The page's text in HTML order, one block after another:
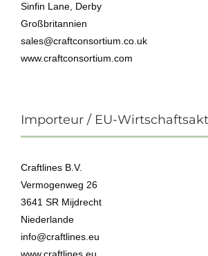
Sinfin Lane, Derby
Großbritannien
sales@craftconsortium.co.uk
www.craftconsortium.com
Importeur / EU-
Craftlines B.V.
Vermogenweg 26
3641 SR Mijdrecht
Niederlande
info@craftlines.eu